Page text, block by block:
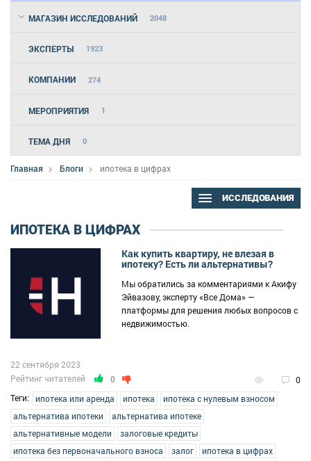
МАГАЗИН ИССЛЕДОВАНИЙ 2048
ЭКСПЕРТЫ 1923
КОМПАНИИ 274
МЕРОПРИЯТИЯ 1
ТЕМА ДНЯ 0
Главная Блоги ипотека в цифрах
ИССЛЕДОВАНИЯ
ИПОТЕКА В ЦИФРАХ
Как купить квартиру, не влезая в
ипотеку? Есть ли альтернативы?
Мы обратились за комментариями к Акифу
Эйвазову, эксперту «Все Дома» —
платформы для решения любых вопросов с
недвижимостью.
Рейтинг читателей 0 0
22 сентября 2023
Теги: ипотека или аренда ипотека
ипотека с нулевым взносом
альтернатива ипотеки
альтернатива ипотеке
альтернативные модели
залоговые кредиты
ипотека без первоначального взноса
залог
ипотека в цифрах